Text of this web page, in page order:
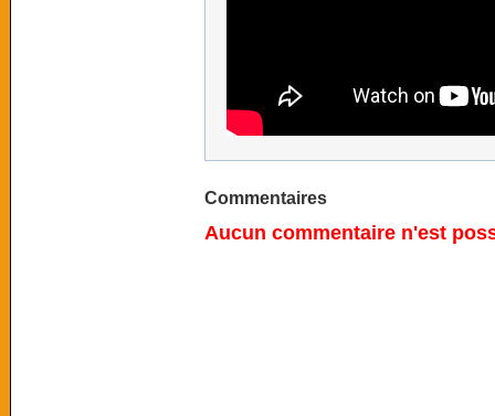
Commentaires
Aucun commentaire n'est